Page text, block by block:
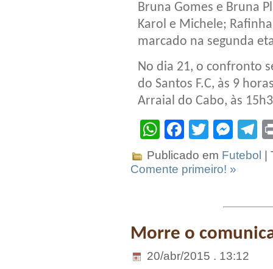
Bruna Gomes e Bruna
Karol e Michele;
marcado na segunda
No dia 21, o confronto
do Santos F.C, às 9
Arraial do Cabo, às
WhatsApp
Facebook
Twitter
Publicado em Futebol
|
Comente primeiro! »
Morre o
20/abr/2015 . 13:12